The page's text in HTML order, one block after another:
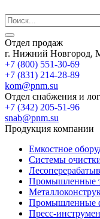
Отдел продаж
г. Нижний Новгород,
+7 (800) 551-30-69
+7 (831) 214-28-89
kom@pnm.su
Отдел снабжения и
+7 (342) 205-51-96
snab@pnm.su
Продукция компании
Емкостное
Системы
Промышленные
Промышленные
Пресс-